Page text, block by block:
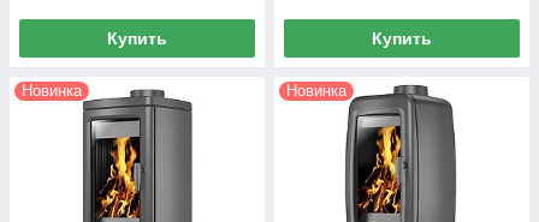
Купить Купить
Новинка Новинка